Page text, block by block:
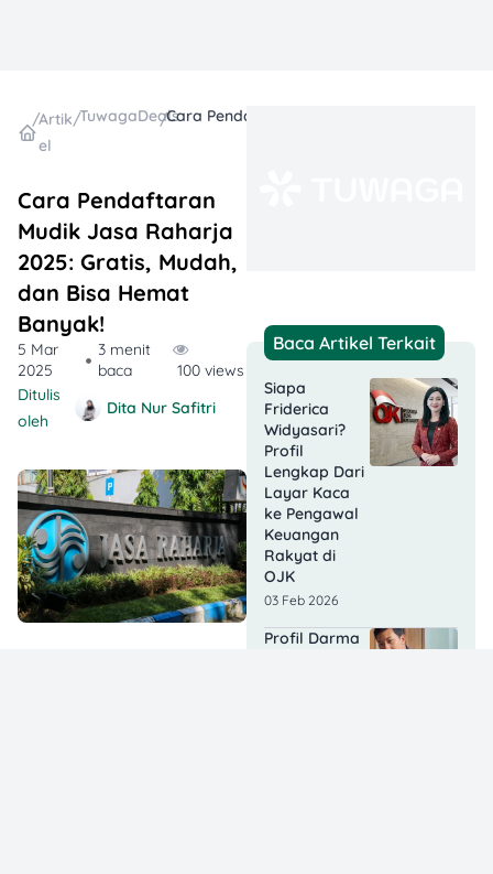
/Artik
el
/TuwagaDeals
/
Cara Pendaftaran
Mudik Jasa Raharja
2025: Gratis, Mudah,
dan Bisa Hemat
Banyak!
5 Mar
2025
3 menit
baca
100 views
Ditulis
oleh
Dita Nur Safitri
Baca Artikel Terkait
Siapa
Friderica
Widyasari?
Profil
Lengkap Dari
Layar Kaca
ke Pengawal
Keuangan
Rakyat di
OJK
03 Feb 2026
Profil Darma